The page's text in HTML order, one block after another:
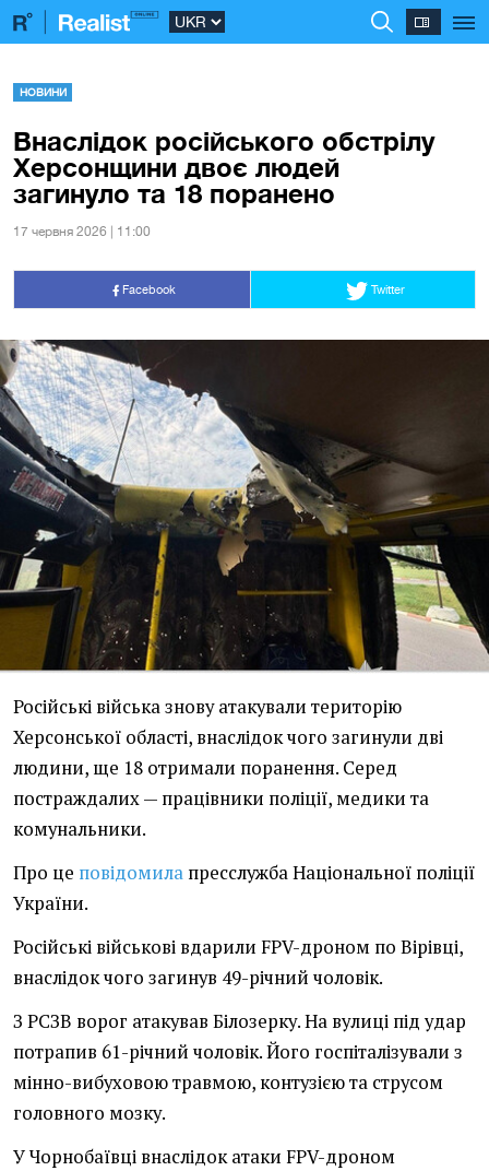
НОВИНИ
Внаслідок російського обстрілу
Херсонщини двоє людей
загинуло та 18 поранено
17 червня 2026 | 11:00
Facebook Twitter
Російські війська знову атакували територію
Херсонської області, внаслідок чого загинули дві
людини, ще 18 отримали поранення. Серед
постраждалих — працівники поліції, медики та
комунальники.
Про це повідомила пресслужба Національної поліції
України.
Російські військові вдарили FPV-дроном по Вірівці,
внаслідок чого загинув 49-річний чоловік.
З РСЗВ ворог атакував Білозерку. На вулиці під удар
потрапив 61-річний чоловік. Його госпіталізували з
мінно-вибуховою травмою, контузією та струсом
головного мозку.
У Чорнобаївці внаслідок атаки FPV-дроном